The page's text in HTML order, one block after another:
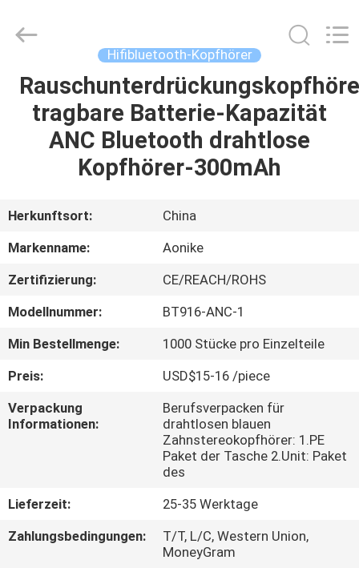
HAUS
PRODUKTE
UNS
AUSFLUG
QUALITÄTSKONTROLLE
TRETEN
SIE
IN
VERBINDUNG
Co,ltd.
Hifibluetooth-Kopfhörer
tragbare Batterie-Kapazität
ANC Bluetooth drahtlose
Kopfhörer-300mAh
Herkunftsort:
China
Markenname:
Aonike
Zertifizierung:
CE/REACH/ROHS
Modellnummer:
BT916-ANC-1
Min Bestellmenge:
1000 Stücke pro Einzelteile
Preis:
USD$15-16 /piece
Verpackung
Informationen:
Berufsverpacken für
drahtlosen blauen
Zahnstereokopfhörer: 1.PE
Paket der Tasche 2.Unit: Paket
des
Lieferzeit:
25-35 Werktage
Zahlungsbedingungen:
T/T, L/C, Western Union,
MoneyGram